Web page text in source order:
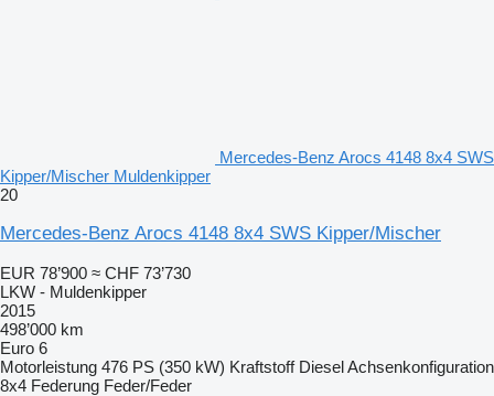
Mercedes-Benz Arocs 4148 8x4 SWS
Kipper/Mischer Muldenkipper
20
Mercedes-Benz Arocs 4148 8x4 SWS Kipper/Mischer
EUR 78’900 ≈ CHF 73’730
LKW - Muldenkipper
2015
498’000 km
Euro 6
Motorleistung 476 PS (350 kW) Kraftstoff DieselAchsenkonfiguration
8x4 Federung Feder/Feder